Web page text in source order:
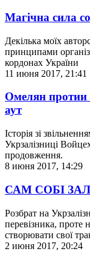
Магічна сила
Декілька моїх
принципами
кордонах України
11 июня 2017, 21:41
Омелян протии
аут
Історія зі
Укрзалізниці
продовження.
8 июня 2017, 14:29
САМ СОБІ
Розбрат на
перевізника, проте
створювати свої
2 июня 2017, 20:24